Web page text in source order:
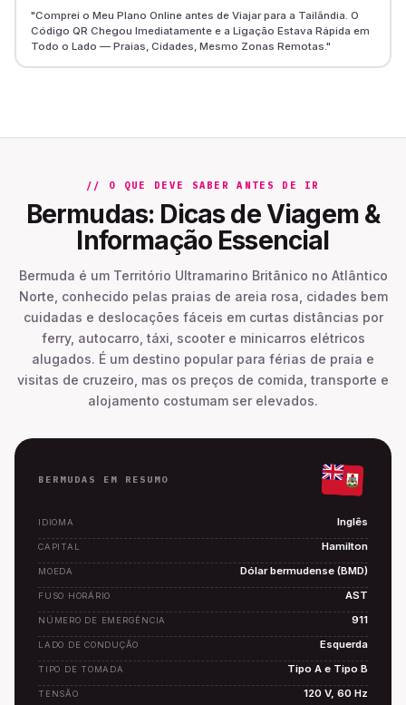
"Comprei o Meu Plano Online antes de Viajar para a Tailândia. O
Código QR Chegou Imediatamente e a Ligação Estava Rápida em
Todo o Lado — Praias, Cidades, Mesmo Zonas Remotas. "
// O QUE DEVE SABER ANTES DE IR
Bermudas: Dicas de Viagem &
Informação Essencial
Bermuda é um Território Ultramarino Britânico no Atlântico
Norte, conhecido pelas praias de areia rosa, cidades bem
cuidadas e deslocações fáceis em curtas distâncias por
ferry, autocarro, táxi, scooter e minicarros elétricos
alugados. É um destino popular para férias de praia e
visitas de cruzeiro, mas os preços de comida, transporte e
alojamento costumam ser elevados.
BERMUDAS EM RESUMO
IDIOMA Inglês
CAPITAL Hamilton
MOEDA Dólar bermudense (BMD)
FUSO HORÁRIO AST
NÚMERO DE EMERGÊNCIA 911
LADO DE CONDUÇÃO Esquerda
TIPO DE TOMADA Tipo A e Tipo B
TENSÃO 120 V, 60 Hz